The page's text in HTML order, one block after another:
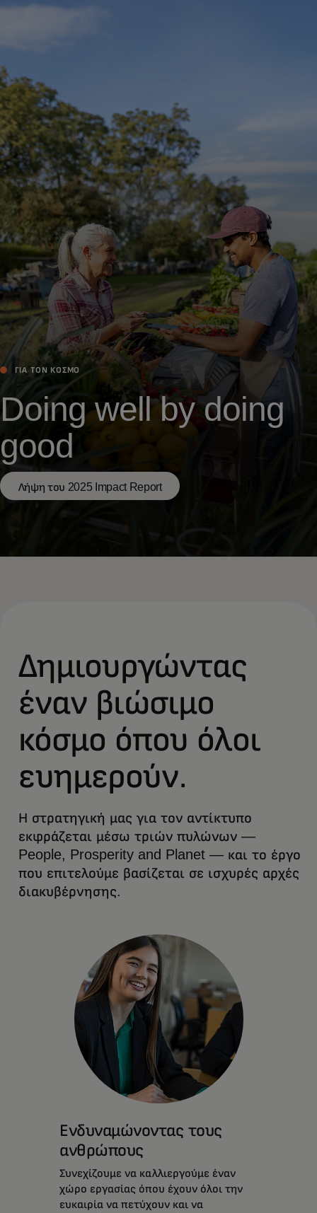
Για τον κόσμο
Για καινοτόμους
Νέα και τάσεις
ΓΙΑ ΤΟΝ ΚΌΣΜΟ
Doing well by doing
good
Λήψη του 2025 Impact Report
Δημιουργώντας
έναν βιώσιμο
κόσμο όπου όλοι
ευημερούν.
Η στρατηγική μας για τον αντίκτυπο
εκφράζεται μέσω τριών πυλώνων —
People, Prosperity and Planet — και το έργο
που επιτελούμε βασίζεται σε ισχυρές αρχές
διακυβέρνησης.
Ενδυναμώνοντας τους
ανθρώπους
Συνεχίζουμε να καλλιεργούμε έναν
χώρο εργασίας όπου έχουν όλοι την
ευκαιρία να πετύχουν και να